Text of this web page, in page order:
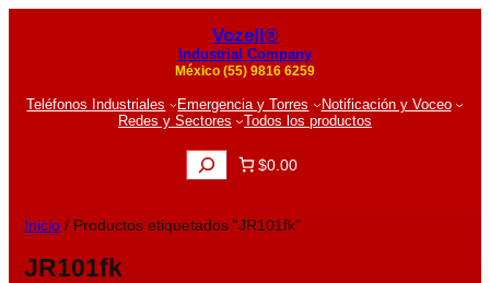
Vozell®
Industrial Company
México (55) 9816 6259
Teléfonos Industriales Emergencia y Torres
Notificación y Voceo
Redes y Sectores
Todos los productos
B
u
a
$0.00
Inicio / Productos etiquetados “JR101fk”
JR101fk